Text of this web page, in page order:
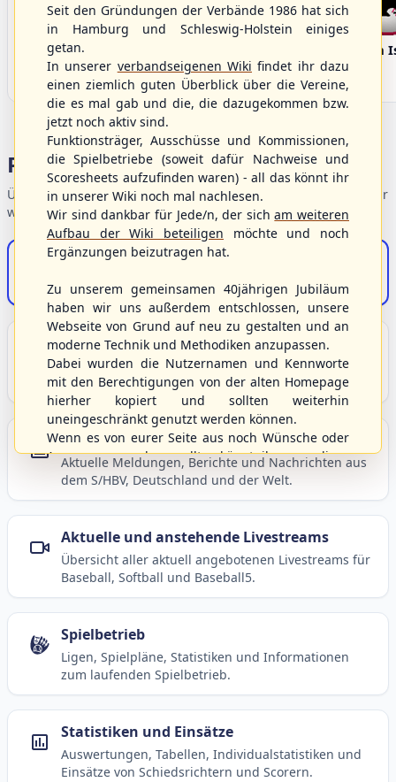
Bargenstedt
Beavers
Fehmarn
Portalbereiche
Übersicht der Verbandsbereiche – wählen Sie einen Einstieg für
weiterführende Informationen.
S/HBV-Shop
Der Onlineshop des S/HBV
Unser Sport
Grundlagen und Hintergründe zu Baseball, Softball
und Baseball5.
Berichte und Neuigkeiten
Aktuelle Meldungen, Berichte und Nachrichten aus
dem S/HBV, Deutschland und der Welt.
Aktuelle und anstehende Livestreams
Übersicht aller aktuell angebotenen Livestreams für
Baseball, Softball und Baseball5.
Spielbetrieb
Ligen, Spielpläne, Statistiken und Informationen
zum laufenden Spielbetrieb.
Statistiken und Einsätze
Auswertungen, Tabellen, Individualstatistiken und
Einsätze von Schiedsrichtern und Scorern.
Seit den Gründungen der Verbände 1986 hat sich
in Hamburg und Schleswig-Holstein einiges
getan.
In unserer verbandseigenen Wiki findet ihr dazu
einen ziemlich guten Überblick über die Vereine,
die es mal gab und die, die dazugekommen bzw.
jetzt noch aktiv sind.
Funktionsträger, Ausschüsse und Kommissionen,
die Spielbetriebe (soweit dafür Nachweise und
Scoresheets aufzufinden waren) - all das könnt ihr
in unserer Wiki noch mal nachlesen.
Wir sind dankbar für Jede/n, der sicham weiteren
Aufbau der Wiki beteiligen möchte und noch
Ergänzungen beizutragen hat.
Zu unserem gemeinsamen 40jährigen Jubiläum
haben wir uns außerdem entschlossen, unsere
Webseite von Grund auf neu zu gestalten und an
moderne Technik und Methodiken anzupassen.
Dabei wurden die Nutzernamen und Kennworte
mit den Berechtigungen von der alten Homepage
hierher kopiert und sollten weiterhin
uneingeschränkt genutzt werden können.
Wenn es von eurer Seite aus noch Wünsche oder
Anregungen geben sollte, könnt ihr uns diese
gerne an die Verbandsadresseinfo@shbvnet.de